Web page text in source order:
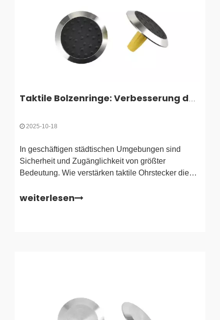
Taktile Bolzenringe: Verbesserung der Sicherheit und Zugänglichkeit im öffentlichen Raum
2025-10-18
In geschäftigen städtischen Umgebungen sind
Sicherheit und Zugänglichkeit von größter
Bedeutung. Wie verstärken taktile Ohrstecker diese
wichtigen Geräte leiten Fußgänger, insbesondere
weiterlesen